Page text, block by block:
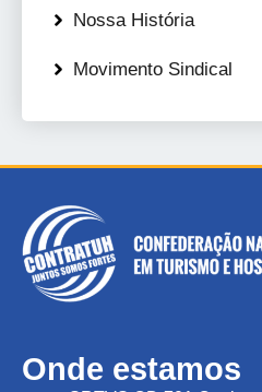
Nossa História
Movimento Sindical
Onde estamos